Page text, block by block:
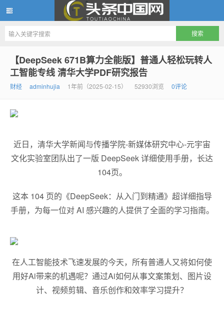
【DeepSeek 671B算力全能版】普通人轻松玩转人
工智能专线 清华大学PDF研究报告
财经 adminhujia 1年前（2025-02-15） 52930浏览 0评论
近日，清华大学新闻与传播学院-新媒体研究中心-元宇宙
文化实验室团队出了一版 DeepSeek 详细使用手册，长达
104页。
这本 104 页的《DeepSeek：从入门到精通》超详细指导
手册，为每一位对 AI 感兴趣的人提供了全面的学习指南。
在人工智能技术飞速发展的今天，所有普通人又将如何使
用好Ai带来的机遇呢？通过Ai如何从事文案策划、图片设
计、视频剪辑、音乐创作和效率学习提升？